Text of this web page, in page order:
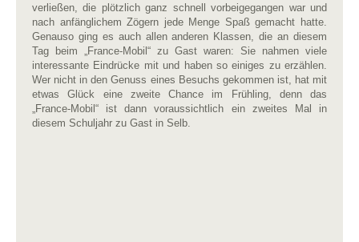
verließen, die plötzlich ganz schnell vorbeigegangen war und
nach anfänglichem Zögern jede Menge Spaß gemacht hatte.
Genauso ging es auch allen anderen Klassen, die an diesem
Tag beim „France-Mobil“ zu Gast waren: Sie nahmen viele
interessante Eindrücke mit und haben so einiges zu erzählen.
Wer nicht in den Genuss eines Besuchs gekommen ist, hat mit
etwas Glück eine zweite Chance im Frühling, denn das
„France-Mobil“ ist dann voraussichtlich ein zweites Mal in
diesem Schuljahr zu Gast in Selb.